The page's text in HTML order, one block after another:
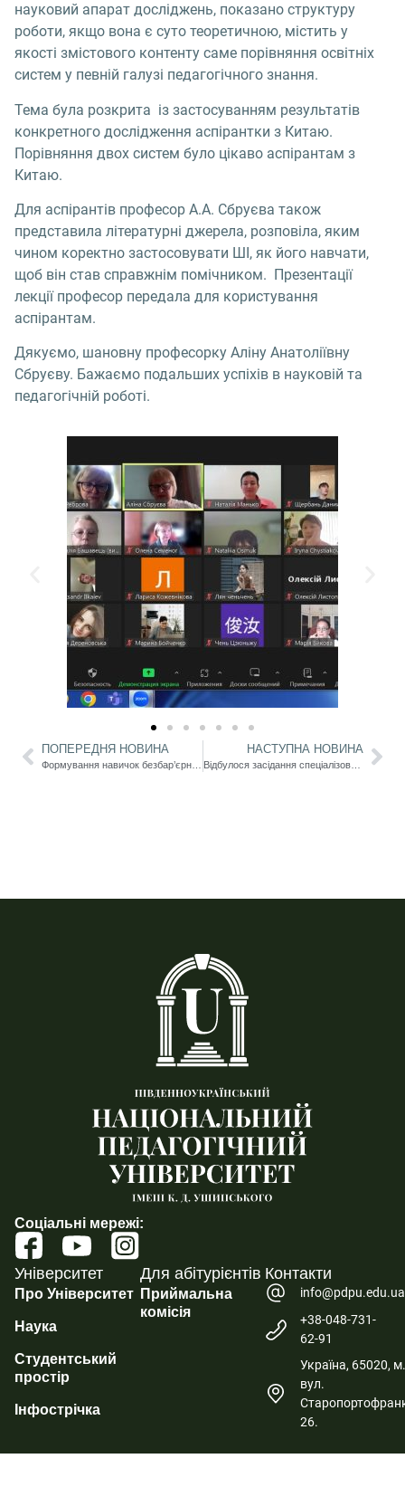
науковий апарат досліджень, показано структуру
роботи, якщо вона є суто теоретичною, містить у
якості змістового контенту саме порівняння освітніх
систем у певній галузі педагогічного знання.
Тема була розкрита із застосуванням результатів
конкретного дослідження аспірантки з Китаю.
Порівняння двох систем було цікаво аспірантам з
Китаю.
Для аспірантів професор А.А. Сбруєва також
представила літературні джерела, розповіла, яким
чином коректно застосовувати ШІ, як його навчати,
щоб він став справжнім помічником. Презентації
лекції професор передала для користування
аспірантам.
Дякуємо, шановну професорку Аліну Анатоліївну
Сбруєву. Бажаємо подальших успіхів в науковій та
педагогічній роботі.
ПОПЕРЕДНЯ НОВИНА
Формування навичок безбар’єрного спілкування в умовах інклюзивного середовища у здобувачів ОПП Клінічна психологія в рамках Національного тижня безбар’єрності
НАСТУПНА НОВИНА
Відбулося засідання спеціалізованої вченої ради, присвячене захисту дисертації аспіранта Університету Ушинського АНДРІЯ Валерійовича БОШКОВА
Соціальні мережі:
Університет
Про Університет
Наука
Студентський
простір
Інфострічка
Для абітурієнтів
Приймальна
комісія
Контакти
info@pdpu.edu.ua
+38-048-731-
62-91
Україна, 65020,
вул.
26.